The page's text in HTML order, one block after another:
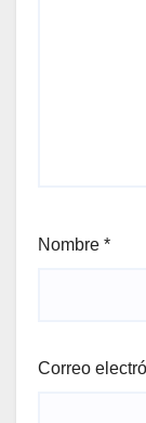
Nombre *
Correo